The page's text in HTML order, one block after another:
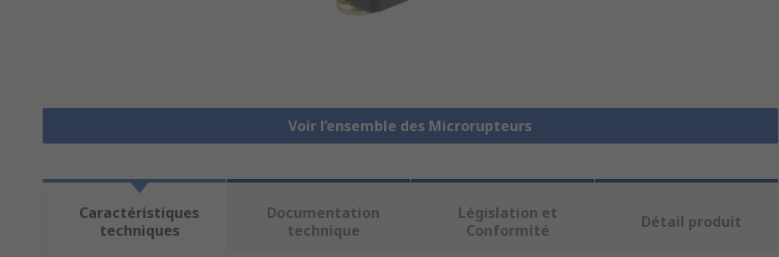
Voir l’ensemble des Microrupteurs
Caractéristiques
techniques
Documentation
technique
Législation et
Conformité
Détail produit